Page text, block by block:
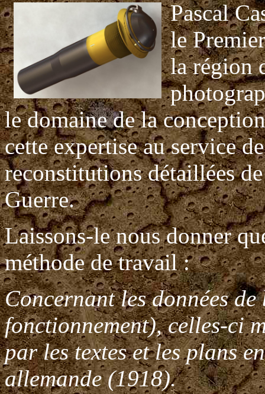
Pascal
le
la région
le domaine de la
cette expertise au service
reconstitutions détaillées
Guerre.
Laissons-le nous donner
méthode de travail :
Concernant les données
fonctionnement), celles-ci
par les textes et les plans
allemande (1918).